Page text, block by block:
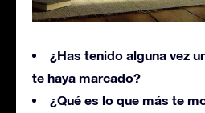
¿Has tenido alguna vez
te haya marcado?
¿Qué es lo que más te